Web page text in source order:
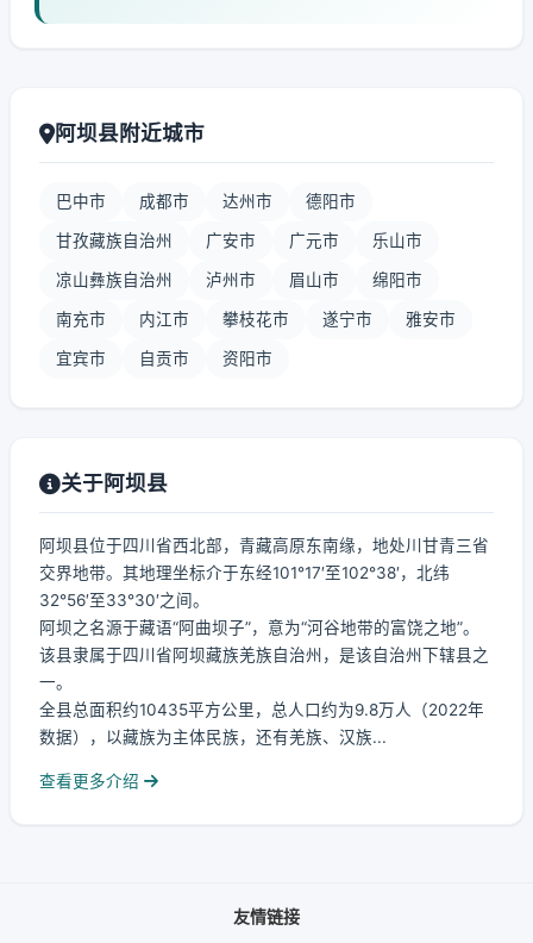
阿坝县附近城市
巴中市 成都市 达州市 德阳市
甘孜藏族自治州 广安市 广元市 乐山市
凉山彝族自治州 泸州市 眉山市 绵阳市
南充市 内江市 攀枝花市 遂宁市 雅安市
宜宾市 自贡市 资阳市
关于阿坝县
阿坝县位于四川省西北部，青藏高原东南缘，地处川甘青三省
交界地带。其地理坐标介于东经101°17′至102°38′，北纬
32°56′至33°30′之间。
阿坝之名源于藏语“阿曲坝子”，意为“河谷地带的富饶之地”。
该县隶属于四川省阿坝藏族羌族自治州，是该自治州下辖县之
一。
全县总面积约10435平方公里，总人口约为9.8万人（2022年
数据），以藏族为主体民族，还有羌族、汉族...
查看更多介绍
友情链接